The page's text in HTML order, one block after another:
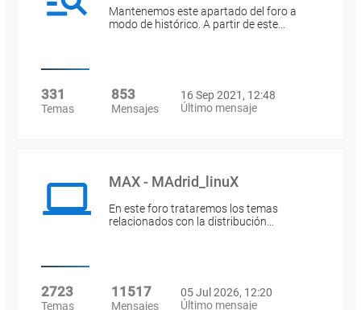
Mantenemos este apartado del foro a
modo de histórico. A partir de este…
331
Temas
853
Mensajes
16 Sep 2021, 12:48
Último mensaje
MAX - MAdrid_linuX
En este foro trataremos los temas
relacionados con la distribución…
2723
Temas
11517
Mensajes
05 Jul 2026, 12:20
Último mensaje